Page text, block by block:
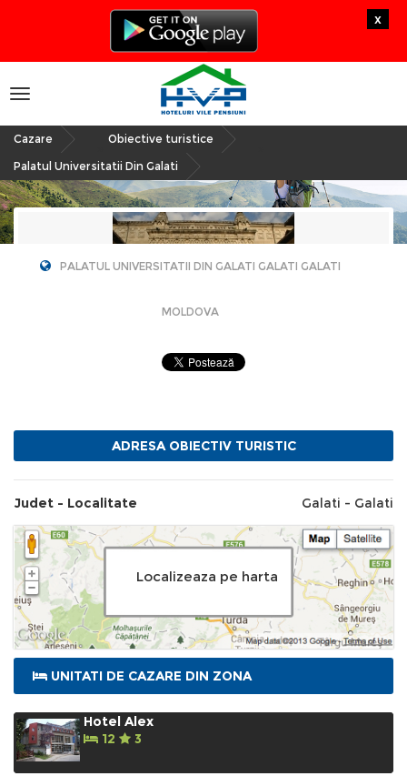
x
Toggle
navigation
Cazare Obiective turistice
Palatul Universitatii Din Galati
Palatul Universitatii Din
Castele, Cetati si Palate
Galati
PALATUL UNIVERSITATII DIN GALATI GALATI GALATI
MOLDOVA
ADRESA OBIECTIV TURISTIC
Judet - Localitate Galati - Galati
Localizeaza pe harta
UNITATI DE CAZARE DIN ZONA
Hotel Alex
12
3